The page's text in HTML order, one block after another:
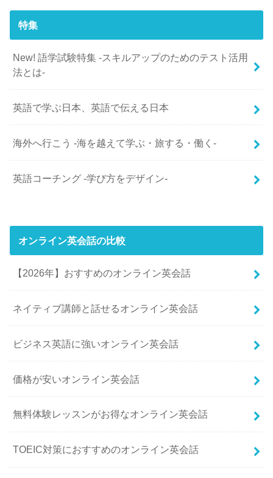
特集
New! 語学試験特集 -スキルアップのためのテスト活用
法とは-
英語で学ぶ日本、英語で伝える日本
海外へ行こう -海を越えて学ぶ・旅する・働く-
英語コーチング -学び方をデザイン-
オンライン英会話の比較
【2026年】おすすめのオンライン英会話
ネイティブ講師と話せるオンライン英会話
ビジネス英語に強いオンライン英会話
価格が安いオンライン英会話
無料体験レッスンがお得なオンライン英会話
TOEIC対策におすすめのオンライン英会話